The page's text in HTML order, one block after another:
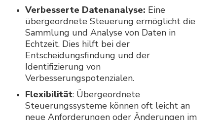
Verbesserte Datenanalyse: Eine
übergeordnete Steuerung ermöglicht die
Sammlung und Analyse von Daten in
Echtzeit. Dies hilft bei der
Entscheidungsfindung und der
Identifizierung von
Verbesserungspotenzialen.
Flexibilität: Übergeordnete
Steuerungssysteme können oft leicht an
neue Anforderungen oder Änderungen im